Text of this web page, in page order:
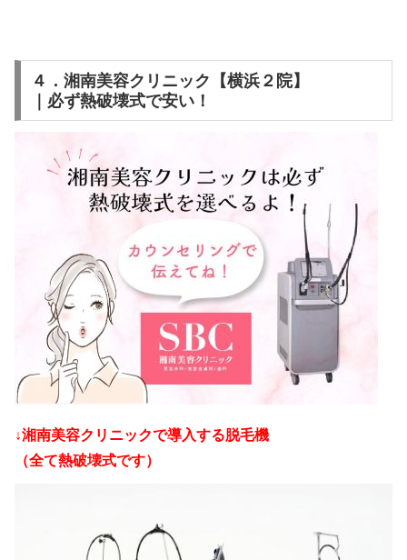
４．湘南美容クリニック【横浜２院】
｜必ず熱破壊式で安い！
↓湘南美容クリニックで導入する脱毛機
（全て熱破壊式です）